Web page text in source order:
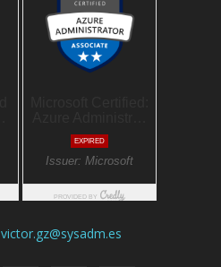
victor.gz@sysadm.es